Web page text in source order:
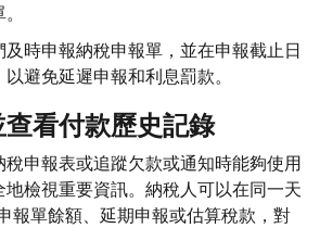
時申報納稅申報單，並在申報截止日
避免延遲申報和利息罰款。
看付款歷史記錄
申報表或追蹤欠款或通知時能夠使用
地檢視重要資訊。納稅人可以在同一天
報單餘額、延期申報或估算稅款，對